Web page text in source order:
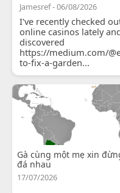
Jamesref - 06/08/2026
I've recently checked
online casinos lately
discovered
https://medium.com/
to-fix-a-garden...
Gà cùng một mẹ xin
đá nhau
17/07/2026